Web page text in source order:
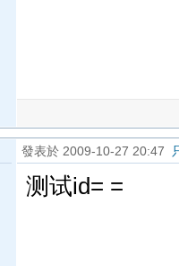
發表於 2009-10-27 20:47
测试id= =